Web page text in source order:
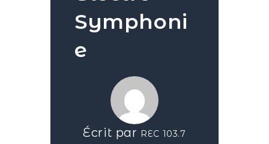
Symphoni
e
Écrit par REC 103.7